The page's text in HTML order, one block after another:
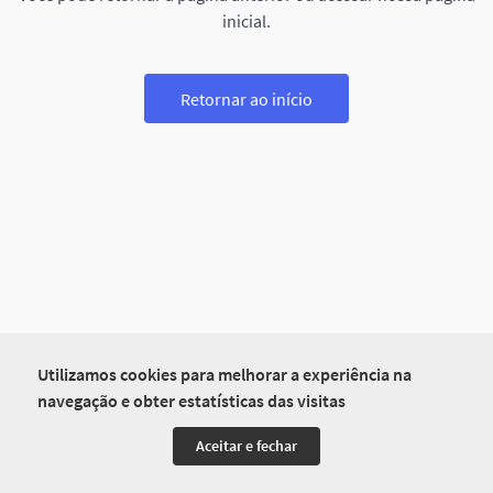
Utilizamos cookies para melhorar a experiência na
navegação e obter estatísticas das visitas
Aceitar e fechar
inicial.
Retornar ao início